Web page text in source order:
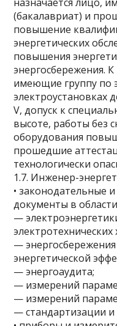
(бакалавриат) и
повышение
энергетических
повышения
энергосбережения.
имеющие группу по
электроустановках
V, допуск к
высоте, работы без
оборудования
прошедшие
технологически
1.7. Инженер-
• законодательные
документы в
—
электротехнических
—
энергетической
— энергоаудита;
— измерений
— измерений
— стандартизации и